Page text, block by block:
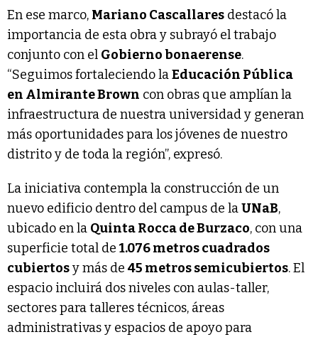
En ese marco, Mariano Cascallares destacó la
importancia de esta obra y subrayó el trabajo
conjunto con el Gobierno bonaerense.
“Seguimos fortaleciendo laEducación Pública
en Almirante Brown con obras que amplían la
infraestructura de nuestra universidad y generan
más oportunidades para los jóvenes de nuestro
distrito y de toda la región”, expresó.
La iniciativa contempla la construcción de un
nuevo edificio dentro del campus de laUNaB,
ubicado en la Quinta Rocca de Burzaco, con una
superficie total de1.076 metros cuadrados
cubiertosy más de45 metros semicubiertos. El
espacio incluirá dos niveles con aulas-taller,
sectores para talleres técnicos, áreas
administrativas y espacios de apoyo para